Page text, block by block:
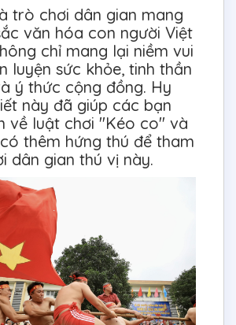
trò chơi dân gian mang
văn hóa con người Việt
chỉ mang lại niềm vui
luyện sức khỏe, tinh thần
ý thức cộng đồng. Hy
này đã giúp các bạn
về luật chơi "Kéo co" và
thêm hứng thú để tham
dân gian thú vị này.